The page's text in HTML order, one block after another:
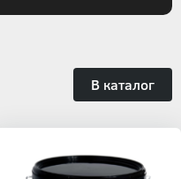
В каталог